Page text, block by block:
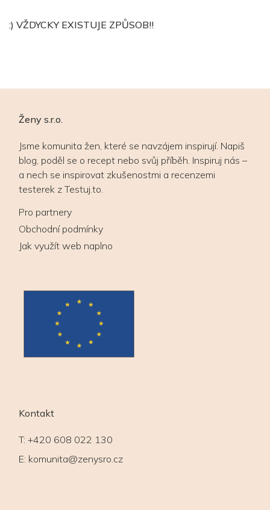
:) VŽDYCKY EXISTUJE ZPŮSOB!!
Ženy s.r.o.
Jsme komunita žen, které se navzájem inspirují. Napiš
blog, poděl se o recept nebo svůj příběh. Inspiruj nás –
a nech se inspirovat zkušenostmi a recenzemi
testerek z Testuj.to.
Pro partnery
Obchodní podmínky
Jak využít web naplno
Kontakt
T: +420 608 022 130
E: komunita@zenysro.cz